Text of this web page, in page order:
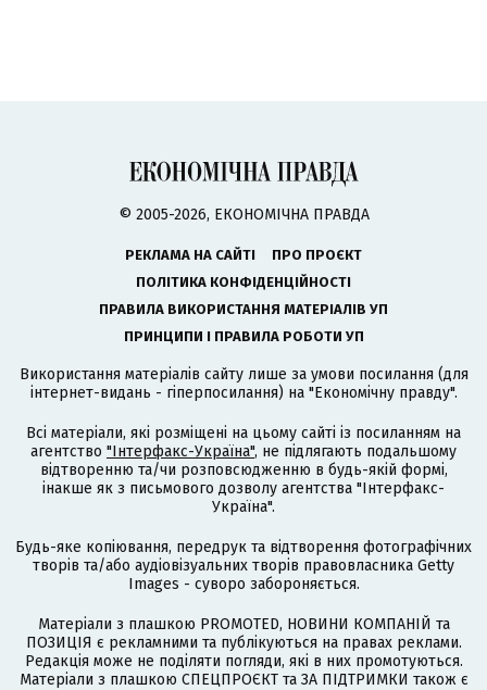
© 2005-2026, ЕКОНОМІЧНА ПРАВДА
РЕКЛАМА НА САЙТІ
ПРО ПРОЄКТ
ПОЛІТИКА КОНФІДЕНЦІЙНОСТІ
ПРАВИЛА ВИКОРИСТАННЯ МАТЕРІАЛІВ УП
ПРИНЦИПИ І ПРАВИЛА РОБОТИ УП
Використання матеріалів сайту лише за умови посилання (для
інтернет-видань - гіперпосилання) на "Економічну правду".
Всі матеріали, які розміщені на цьому сайті із посиланням на
агентство "Інтерфакс-Україна", не підлягають подальшому
відтворенню та/чи розповсюдженню в будь-якій формі,
інакше як з письмового дозволу агентства "Інтерфакс-
Україна".
Будь-яке копіювання, передрук та відтворення фотографічних
творів та/або аудіовізуальних творів правовласника Getty
Images - суворо забороняється.
Матеріали з плашкою PROMOTED, НОВИНИ КОМПАНІЙ та
ПОЗИЦІЯ є рекламними та публікуються на правах реклами.
Редакція може не поділяти погляди, які в них промотуються.
Матеріали з плашкою СПЕЦПРОЄКТ та ЗА ПІДТРИМКИ також є